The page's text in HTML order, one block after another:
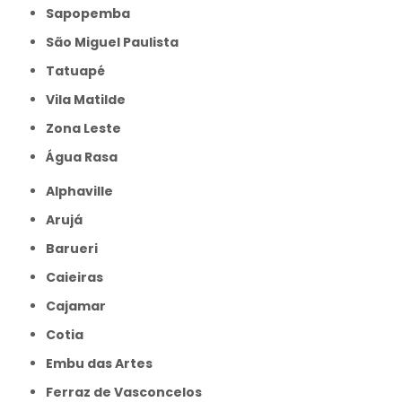
Sapopemba
São Miguel Paulista
Tatuapé
Vila Matilde
Zona Leste
Água Rasa
Alphaville
Arujá
Barueri
Caieiras
Cajamar
Cotia
Embu das Artes
Ferraz de Vasconcelos